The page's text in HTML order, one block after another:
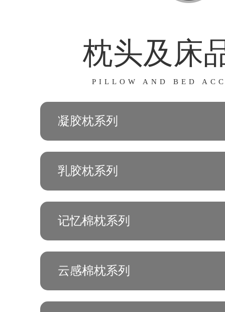
枕头及床
PILLOW AND BED
凝胶枕系列
乳胶枕系列
记忆棉枕系列
云感棉枕系列